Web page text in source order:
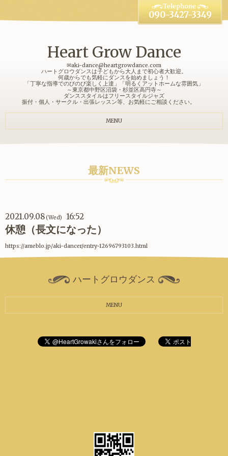
Heart Grow Dance
✉aki-dance@heartgrowdance.com
ハートグロウダンスは子どもから大人まで初心者大歓迎。
何歳からでも気軽にダンスを始めましょう！
「丁寧な指導でのびのび楽しく上達」「明るくアットホームな雰囲気」
～東京都中野区沼袋・杉並区高円寺～
ダンススタイルはフリースタイルジャズ
振付・個人・サークル・出張レッスン等、お気軽にご相談ください。
090-3427-3349
MENU
最新NEWS
2021.09.08(Wed) 16:52
休憩（長文になった）
https://ameblo.jp/aki-dancer/entry-12696793103.html
ハートグロウダンス
MENU